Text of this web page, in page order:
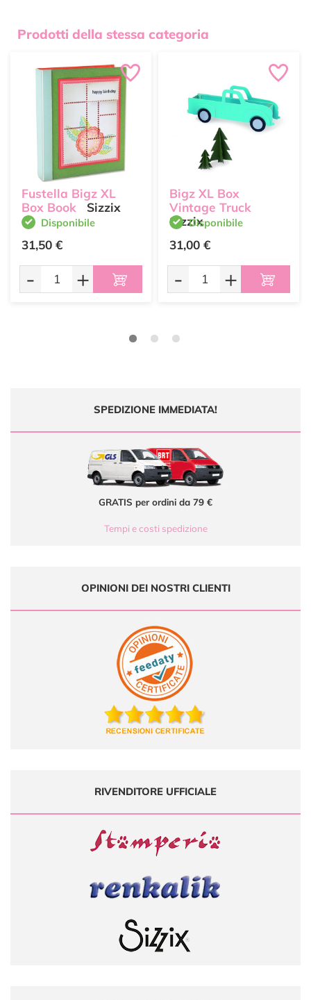
Prodotti della stessa categoria
Fustella Bigz XL
Box Book
Sizzix
Disponibile
31,50 €
- +
Bigz XL Box
Vintage Truck
SizzixDisponibile
31,00 €
- +
SPEDIZIONE IMMEDIATA!
GRATIS per ordini da 79 €
Tempi e costi spedizione
OPINIONI DEI NOSTRI CLIENTI
RIVENDITORE UFFICIALE